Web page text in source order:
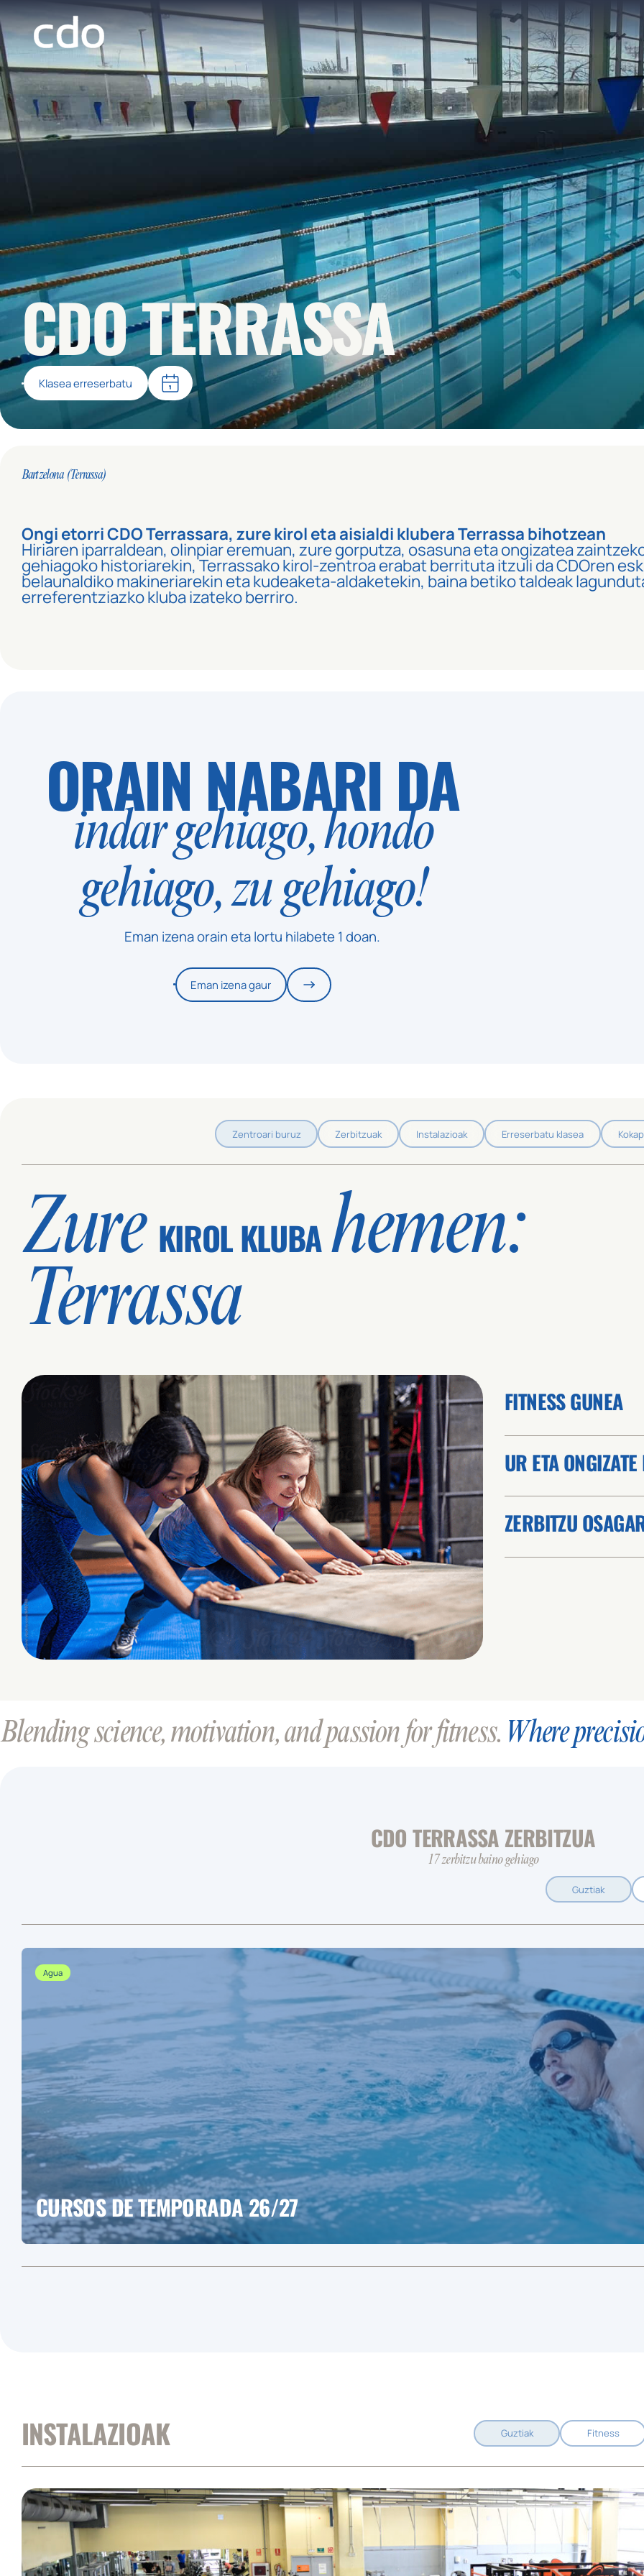
CDO TERRASSA
Klasea erreserbatu
Bartzelona (Terrassa)
Ongi etorri CDO Terrassara, zure kirol eta aisialdi klubera Terrassa bihotzean
Hiriaren iparraldean, olinpiar eremuan, zure gorputza, osasuna eta ongizatea
gehiagoko historiarekin, Terrassako kirol-zentroa erabat berrituta itzuli da CDOren
belaunaldiko makineriarekin eta kudeaketa-aldaketekin, baina betiko taldeak
erreferentziazko kluba izateko berriro.
ORAIN NABARI DA
indar gehiago, hondo
gehiago, zu gehiago!
Eman izena orain eta lortu hilabete 1 doan.
Eman izena gaur
Zentroari buruz Zerbitzuak Instalazioak Erreserbatu klasea
Zure KIROL KLUBAhemen:
Terrassa
FITNESS GUNEA
UR ETA
ZERBITZU
Blending science, motivation, and passion for fitness. Where
CDO TERRASSA ZERBITZUA
17 zerbitzu baino gehiago
Guztiak
Agua
CURSOS DE TEMPORADA 26/27
INSTALAZIOAK Guztiak Fitness